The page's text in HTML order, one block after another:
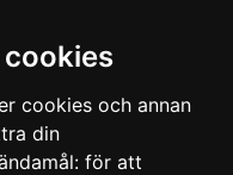
cookies och annan
din
för att